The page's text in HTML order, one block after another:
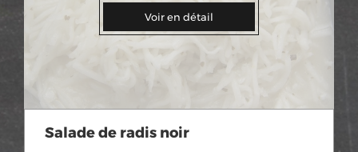
Voir en détail
Salade de radis noir